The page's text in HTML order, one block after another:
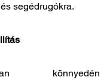
segédrugókra.
könnyedén